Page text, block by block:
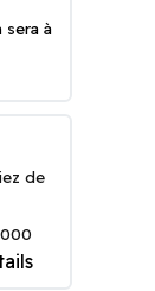
sera à
de